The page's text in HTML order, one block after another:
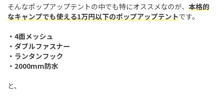
そんなポップアップテントの中でも特にオススメなのが、 本格的
なキャンプでも使える1万円以下のポップアップテントです。
・4面メッシュ
・ダブルファスナー
・ランタンフック
・2000mm防水
と、